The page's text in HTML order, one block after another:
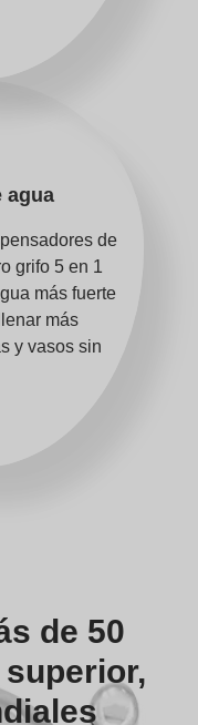
agua
de
grifo 5 en 1
más fuerte
más
y vasos sin
de 50